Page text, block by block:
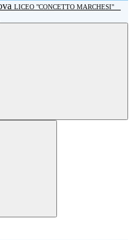
LICEO "CONCETTO MARCHESI"